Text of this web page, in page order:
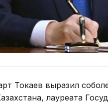
Токаев выразил
лауреата